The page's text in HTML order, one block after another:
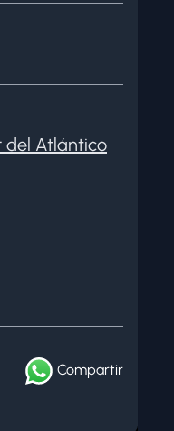
del Atlántico
Compartir